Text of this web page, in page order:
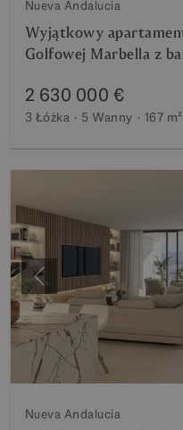
Nueva Andalucia
Wyjątkowy
Golfowej Marbella z
2 630 000 €
3 Łóżka 5 Wanny 167 m²
Poprzedni
Nueva Andalucia